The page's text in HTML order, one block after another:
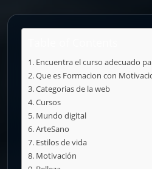
Encuentra el curso adecuado
Que es Formacion con
Categorias de la web
Cursos
Mundo digital
ArteSano
Estilos de vida
Motivación